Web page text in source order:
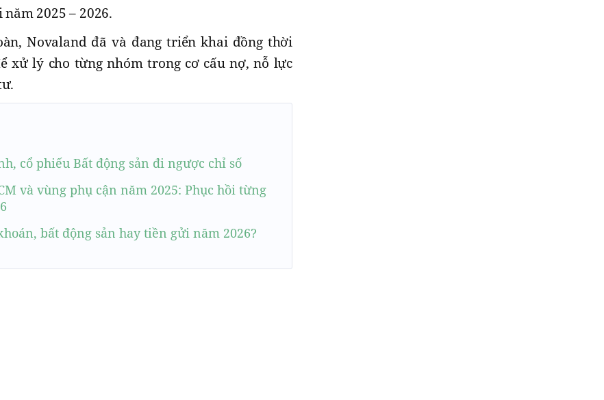
2025 – 2026.
Novaland đã và đang triển khai đồng thời
xử lý cho từng nhóm trong cơ cấu nợ, nỗ lực
cổ phiếu Bất động sản đi ngược chỉ số
và vùng phụ cận năm 2025: Phục hồi từng
bất động sản hay tiền gửi năm 2026?